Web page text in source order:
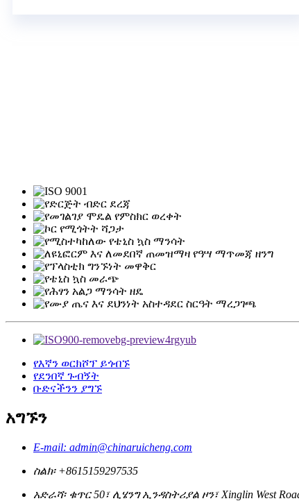
የእኛን ወርክሾፕ ይጎብኙ
የደንበኛ ጉብኝት
ቡድናችንን ያግኙ
አግኙን
E-mail: admin@chinaruicheng.com
ስልክ፡ +8615159297535
አድራሻ፡ ቁጥር 50፣ ሊሄንግ ኢንዳስትሪያል ዞን፣ Xinglin West